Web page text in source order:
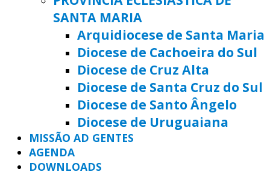
SANTA MARIA
Arquidiocese de Santa Maria
Diocese de Cachoeira do Sul
Diocese de Cruz Alta
Diocese de Santa Cruz do Sul
Diocese de Santo Ângelo
Diocese de Uruguaiana
MISSÃO AD GENTES
AGENDA
DOWNLOADS